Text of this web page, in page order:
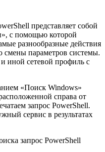
представляет собой
с помощью которой
разнообразные действия
параметров системы.
иной сетевой профиль с
«Поиск Windows»
справа от
запрос PowerShell.
сервис в результатах
запрос PowerShell